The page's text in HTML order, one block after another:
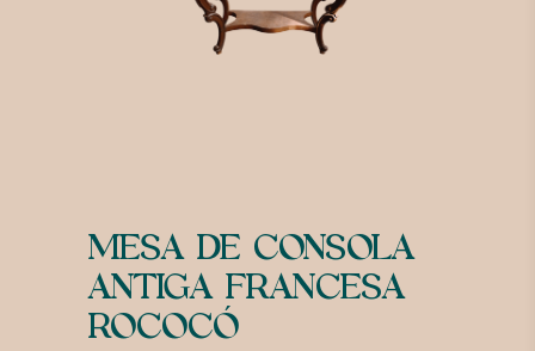
MESA DE CONSOLA
ANTIGA FRANCESA
ROCOCÓ